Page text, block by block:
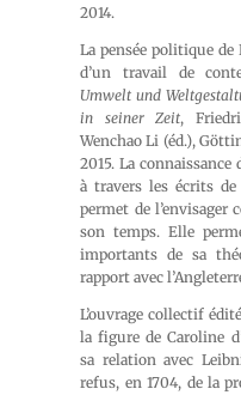
2014.
La pensée politique
d’un travail de
Umwelt und
in seiner Zeit,
Wenchao Li (éd.),
2015. La
à travers les écrits de
permet de
son temps. Elle
importants de sa
rapport avec
L’ouvrage collectif
la figure de Caroline
sa relation avec
refus, en 1704, de la